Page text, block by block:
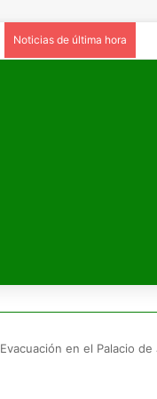
Noticias de última hora
Evacuación en el Palacio